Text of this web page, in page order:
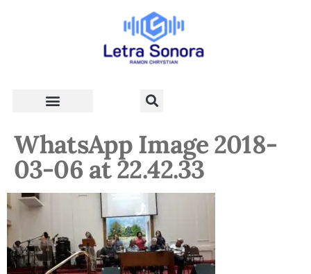
WhatsApp Image 2018-
03-06 at 22.42.33